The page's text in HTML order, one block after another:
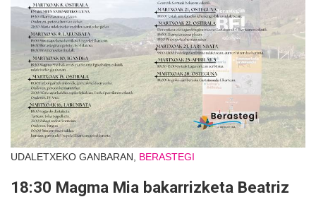
UDALETXEKO GANBARAN, BERASTEGI
18:30 Magma Mia bakarrizketa Beatriz